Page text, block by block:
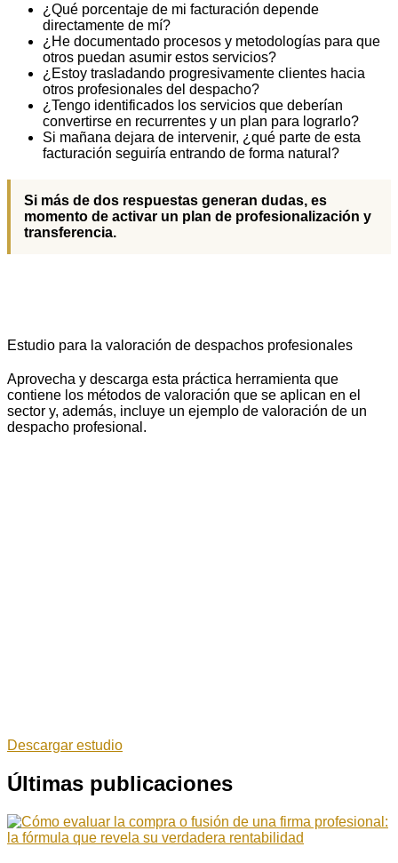
¿Qué porcentaje de mi facturación depende
directamente de mí?
¿He documentado procesos y metodologías para que
otros puedan asumir estos servicios?
¿Estoy trasladando progresivamente clientes hacia
otros profesionales del despacho?
¿Tengo identificados los servicios que deberían
convertirse en recurrentes y un plan para lograrlo?
Si mañana dejara de intervenir, ¿qué parte de esta
facturación seguiría entrando de forma natural?
Si más de dos respuestas generan dudas, es
momento de activar un plan de profesionalización y
transferencia.
Estudio para la valoración de despachos profesionales
Aprovecha y descarga esta práctica herramienta que
contiene los métodos de valoración que se aplican en el
sector y, además, incluye un ejemplo de valoración de un
despacho profesional.
Descargar estudio
Últimas publicaciones